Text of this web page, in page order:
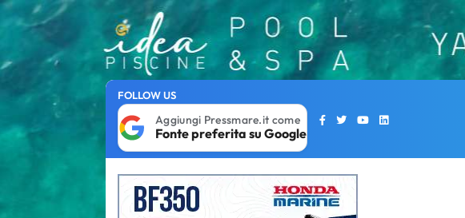
FOLLOW US
Aggiungi Pressmare.it come
Fonte preferita su Google